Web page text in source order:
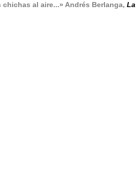
chichas al aire...» Andrés Berlanga, La